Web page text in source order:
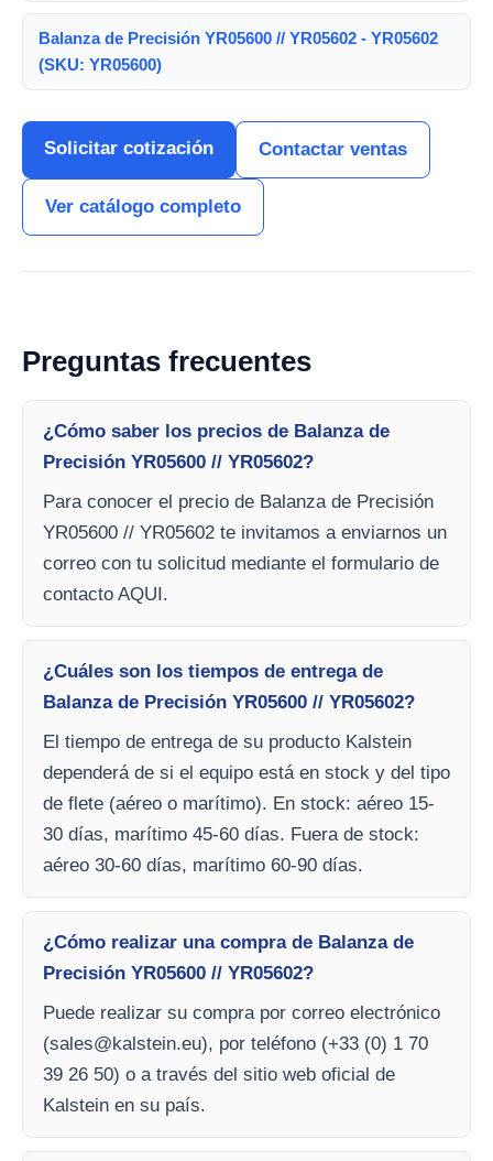
Balanza de Precisión YR05600 // YR05602 - YR05602
(SKU: YR05600)
Solicitar cotización Contactar ventas
Ver catálogo completo
Preguntas frecuentes
¿Cómo saber los precios de Balanza de
Precisión YR05600 // YR05602?
Para conocer el precio de Balanza de Precisión
YR05600 // YR05602 te invitamos a enviarnos un
correo con tu solicitud mediante el formulario de
contacto AQUI.
¿Cuáles son los tiempos de entrega de
Balanza de Precisión YR05600 // YR05602?
El tiempo de entrega de su producto Kalstein
dependerá de si el equipo está en stock y del tipo
de flete (aéreo o marítimo). En stock: aéreo 15-
30 días, marítimo 45-60 días. Fuera de stock:
aéreo 30-60 días, marítimo 60-90 días.
¿Cómo realizar una compra de Balanza de
Precisión YR05600 // YR05602?
Puede realizar su compra por correo electrónico
(sales@kalstein.eu), por teléfono (+33 (0) 1 70
39 26 50) o a través del sitio web oficial de
Kalstein en su país.